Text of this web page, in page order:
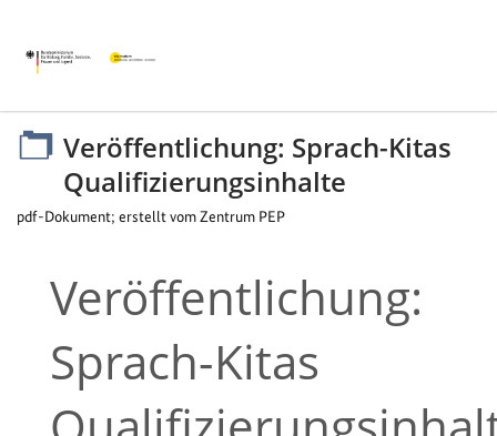
Veröffentlichung: Sprach-Kitas
Quali­fizierungs­inhalte
pdf-Dokument; erstellt vom Zentrum PEP
Veröffentlichung:
Sprach-Kitas